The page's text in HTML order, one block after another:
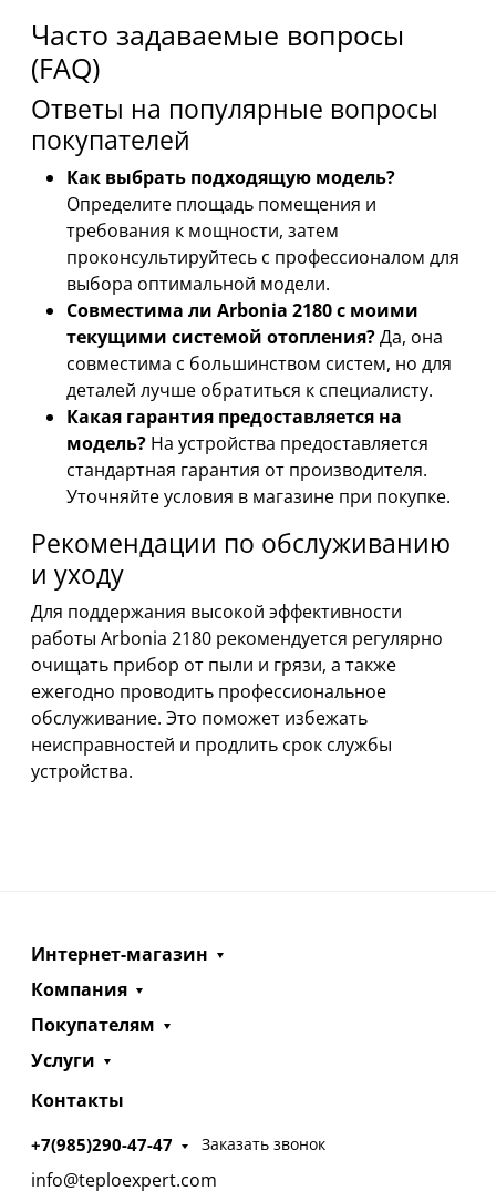
Часто задаваемые вопросы
(FAQ)
Ответы на популярные вопросы
покупателей
Как выбрать подходящую модель?
Определите площадь помещения и
требования к мощности, затем
проконсультируйтесь с профессионалом для
выбора оптимальной модели.
Совместима ли Arbonia 2180 с моими
текущими системой отопления?Да, она
совместима с большинством систем, но для
деталей лучше обратиться к специалисту.
Какая гарантия предоставляется на
модель? На устройства предоставляется
стандартная гарантия от производителя.
Уточняйте условия в магазине при покупке.
Рекомендации по обслуживанию
и уходу
Для поддержания высокой эффективности
работы Arbonia 2180 рекомендуется регулярно
очищать прибор от пыли и грязи, а также
ежегодно проводить профессиональное
обслуживание. Это поможет избежать
неисправностей и продлить срок службы
устройства.
Интернет-магазин
Компания
Покупателям
Услуги
Контакты
+7(985)290-47-47 Заказать звонок
info@teploexpert.com